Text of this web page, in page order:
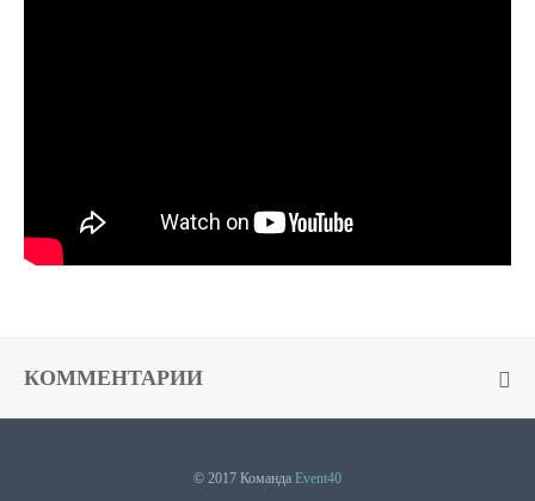
КОММЕНТАРИИ
© 2017 Команда Event40